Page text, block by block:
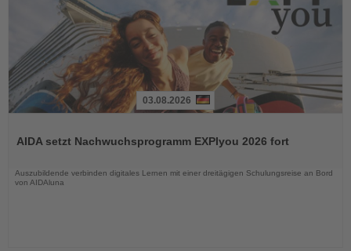
die
03.08.2026
AIDA setzt Nachwuchsprogramm EXPIyou 2026 fort
Auszubildende verbinden digitales Lernen mit einer dreitägigen Schulungsreise an Bord
von AIDAluna